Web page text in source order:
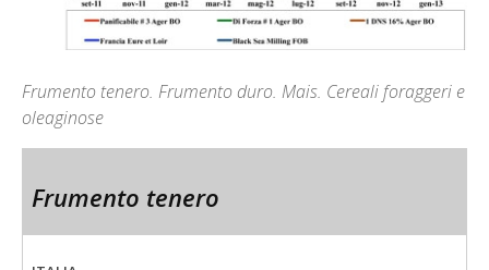
Frumento tenero. Frumento duro. Mais. Cereali foraggeri e
oleaginose
Frumento tenero